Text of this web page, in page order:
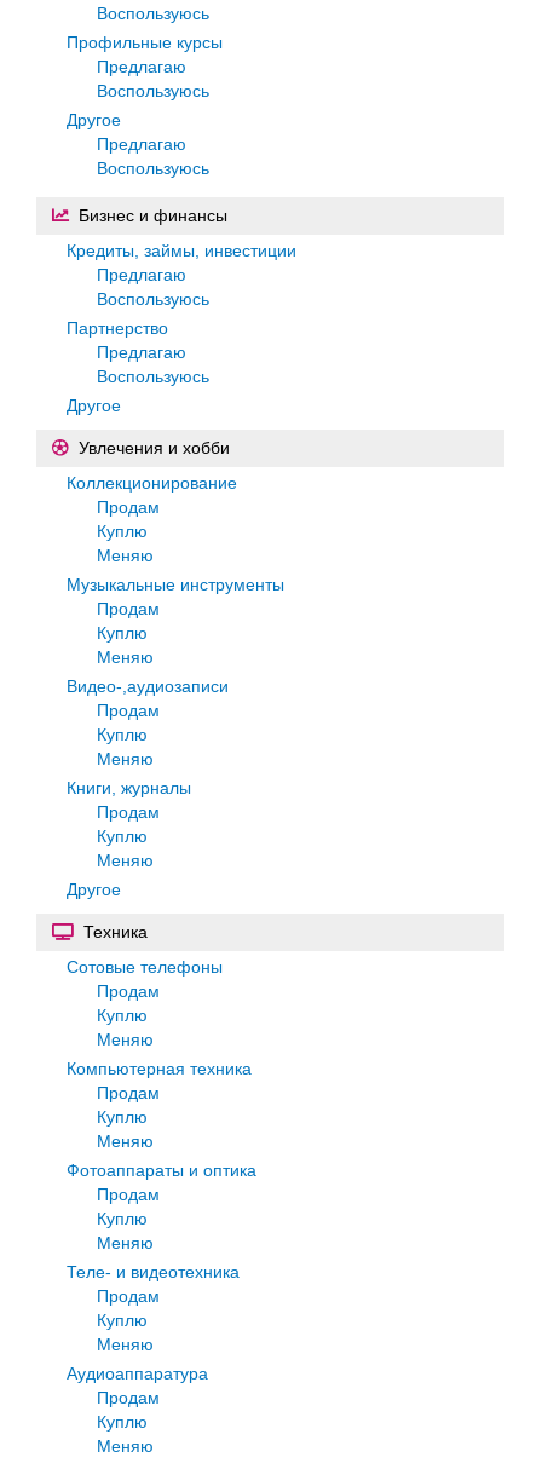
Воспользуюсь
Профильные курсы
Предлагаю
Воспользуюсь
Другое
Предлагаю
Воспользуюсь
Бизнес и финансы
Кредиты, займы, инвестиции
Предлагаю
Воспользуюсь
Партнерство
Предлагаю
Воспользуюсь
Другое
Увлечения и хобби
Коллекционирование
Продам
Куплю
Меняю
Музыкальные инструменты
Продам
Куплю
Меняю
Видео-,аудиозаписи
Продам
Куплю
Меняю
Книги, журналы
Продам
Куплю
Меняю
Другое
Техника
Сотовые телефоны
Продам
Куплю
Меняю
Компьютерная техника
Продам
Куплю
Меняю
Фотоаппараты и оптика
Продам
Куплю
Меняю
Теле- и видеотехника
Продам
Куплю
Меняю
Аудиоаппаратура
Продам
Куплю
Меняю